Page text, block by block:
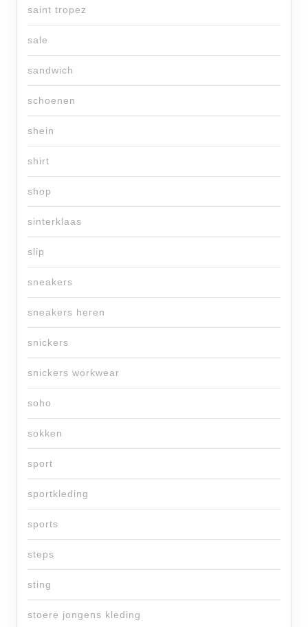
saint tropez
sale
sandwich
schoenen
shein
shirt
shop
sinterklaas
slip
sneakers
sneakers heren
snickers
snickers workwear
soho
sokken
sport
sportkleding
sports
steps
sting
stoere jongens kleding